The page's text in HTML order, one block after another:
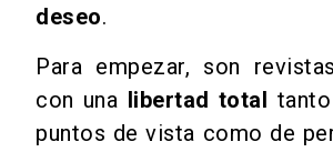
deseo.
Para empezar, son
con una
libertad total
puntos de vista como de